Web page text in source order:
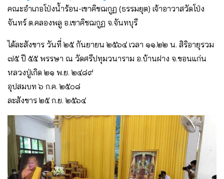
คณะอำเภอโป่งน้ำร้อน-เขาคิชฌกูฏ (ธรรมยุต) เจ้าอาวาสวัดโป่ง
จันทร์ ต.คลองพลู อ.เขาคิชฌกูฏ จ.จันทบุรี
ได้ละสังขาร วันที่ ๒๕ กันยายน ๒๕๖๔ เวลา ๑๑.๒๒ น. สิริอายุรวม
๗๕ ปี ๕๕ พรรษา ณ วัดศรีปทุมวนาราม อ.บ้านฝาง จ.ขอนแก่น
หลวงปู่เกิด ๒๑ พ.ย. ๒๔๘๙
อุปสมบท ๖ ก.ค. ๒๕๐๘
ละสังขาร ๒๕ ก.ย. ๒๕๖๔